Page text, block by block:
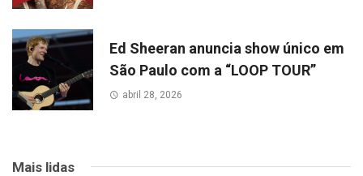
Ed Sheeran anuncia show único em
São Paulo com a “LOOP TOUR”
abril 28, 2026
Mais lidas